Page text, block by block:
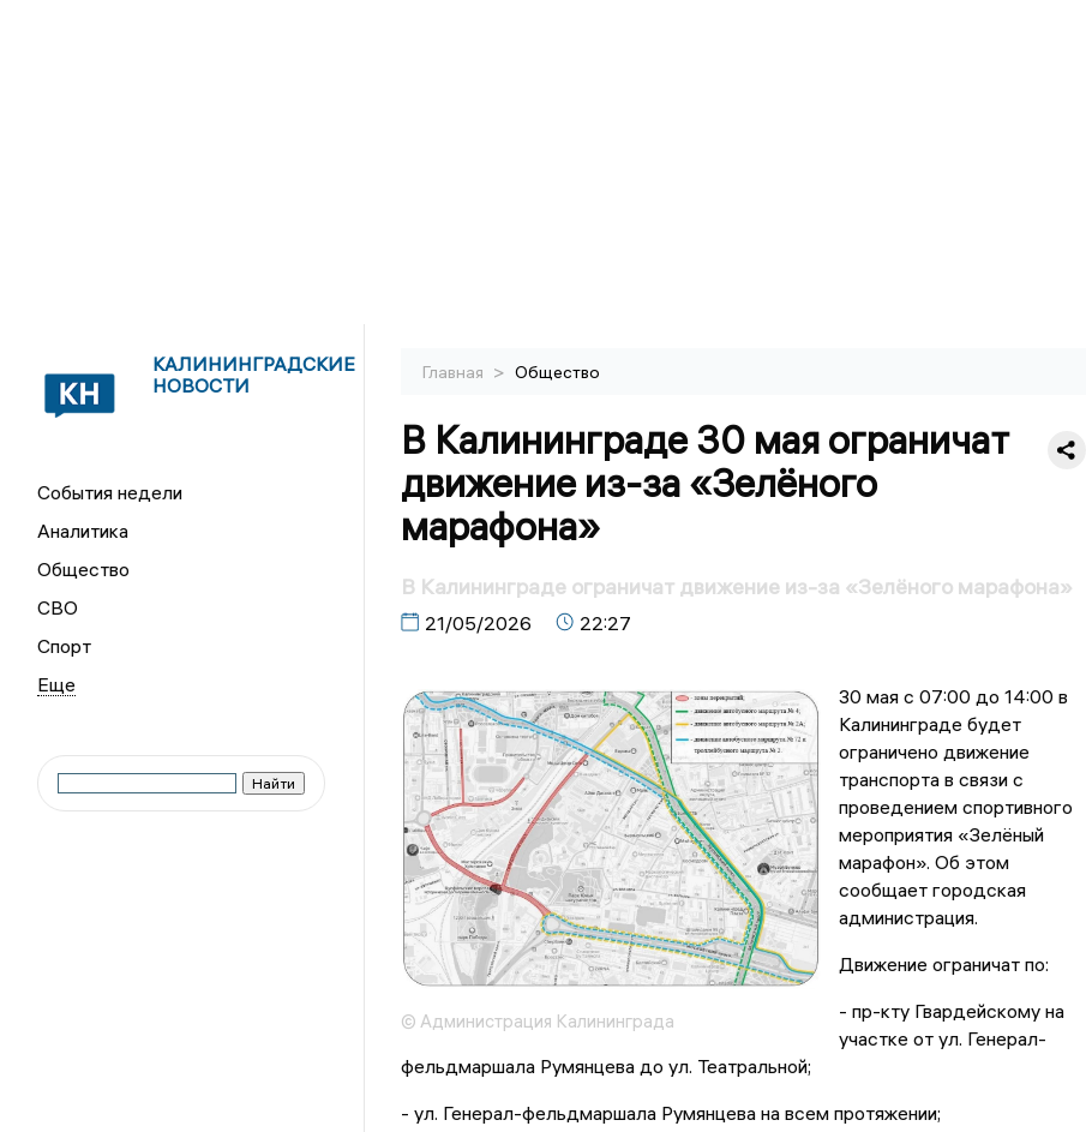
КАЛИНИНГРАДСКИЕ
НОВОСТИ
События недели
Аналитика
Общество
СВО
Спорт
Главная > Общество
В Калининграде 30 мая ограничат
движение из-за «Зелёного
марафона»
В Калининграде ограничат движение из-за «Зелёного марафона»
21/05/2026 22:27
© Администрация Калининграда
30 мая с 07:00 до 14:00 в
Калининграде будет
ограничено движение
транспорта в связи с
проведением спортивного
мероприятия «Зелёный
марафон». Об этом
сообщает городская
администрация.
Движение ограничат по:
- пр-кту Гвардейскому на
участке от ул. Генерал-
фельдмаршала Румянцева до ул. Театральной;
- ул. Генерал-фельдмаршала Румянцева на всем протяжении;